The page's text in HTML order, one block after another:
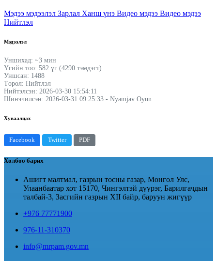
Мэдээ мэдээлэл Зарлал Ханш үнэ Видео мэдээ Видео мэдээ
Нийтлэл
Мэдээлэл
Уншихад: ~3 мин
Үгийн тоо: 582 үг (4290 тэмдэгт)
Уншсан: 1488
Төрөл: Нийтлэл
Нийтэлсэн: 2026-03-30 15:54:11
Шинэчилсэн: 2026-03-31 09:25:33 - Nyamjav Oyun
Хуваалцах
Facebook Twitter PDF
Холбоо барих
Ашигт малтмал, газрын тосны газар, Монгол Улс,
Улаанбаатар хот 15170, Чингэлтэй дүүрэг, Барилгачдын
талбай-3, Засгийн газрын XII байр, баруун жигүүр
+976 77771900
976-11-310370
info@mrpam.gov.mn